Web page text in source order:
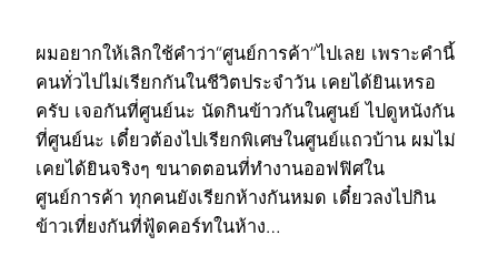
ผมอยากให้เลิกใช้คำว่า“ศูนย์การค้า”ไปเลย เพราะคำนี้
คนทั่วไปไม่เรียกกันในชีวิตประจำวัน เคยได้ยินเหรอ
ครับ เจอกันที่ศูนย์นะ นัดกินข้าวกันในศูนย์ ไปดูหนังกัน
ที่ศูนย์นะ เดี๋ยวต้องไปเรียกพิเศษในศูนย์แถวบ้าน ผมไม่
เคยได้ยินจริงๆ ขนาดตอนที่ทำงานออฟฟิศใน
ศูนย์การค้า ทุกคนยังเรียกห้างกันหมด เดี๋ยวลงไปกิน
ข้าวเที่ยงกันที่ฟู้ดคอร์ทในห้าง…